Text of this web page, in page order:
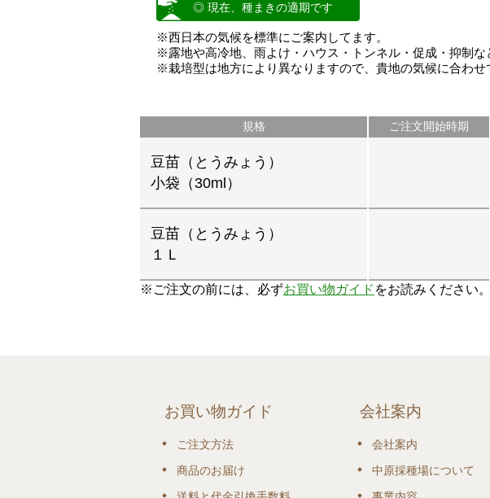
◎ 現在、種まきの適期です
※西日本の気候を標準にご案内してます。
※露地や高冷地、雨よけ・ハウス・トンネル・促成・抑制な
※栽培型は地方により異なりますので、貴地の気候に合わせ
規格 ご注文開始時期
豆苗（とうみょう）
小袋（30ml）
豆苗（とうみょう）
１Ｌ
※ご注文の前には、必ずお買い物ガイド をお読みください。
お買い物ガイド
ご注文方法
商品のお届け
会社案内
会社案内
中原採種場について